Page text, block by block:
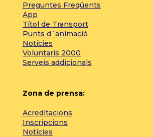
Preguntes Freqüents
App
Títol de Transport
Punts d´animació
Notícies
Voluntaris 2000
Serveis addicionals
Zona de prensa:
Acreditacions
Inscripcions
Notícies